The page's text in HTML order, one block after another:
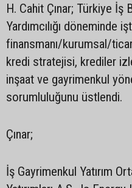
H. Cahit Çınar; Türkiye İş
Yardımcılığı döneminde
finansmanı/kurumsal/
kredi stratejisi, krediler
inşaat ve gayrimenkul
sorumluluğunu üstlendi.
Çınar;
İş Gayrimenkul Yatırım